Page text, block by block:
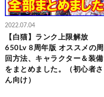
2022.07.04
【白猫】ランク上限解放
650Lv 8周年版 オススメの周
回方法、キャラクター＆装備
をまとめました。（初心者さ
ん向け）